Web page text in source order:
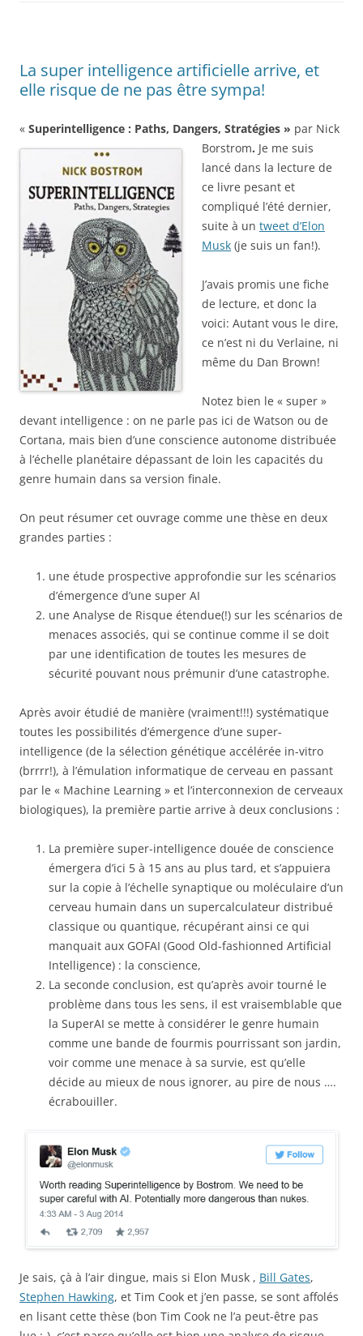
La super intelligence artificielle arrive, et
elle risque de ne pas être sympa!
« Superintelligence : Paths, Dangers, Stratégies » par Nick
Borstrom. Je me suis
lancé dans la lecture de
ce livre pesant et
compliqué l’été dernier,
suite à un tweet d’Elon
Musk (je suis un fan!).
J’avais promis une fiche
de lecture, et donc la
voici: Autant vous le dire,
ce n’est ni du Verlaine, ni
même du Dan Brown!
Notez bien le « super »
devant intelligence : on ne parle pas ici de Watson ou de
Cortana, mais bien d’une conscience autonome distribuée
à l’échelle planétaire dépassant de loin les capacités du
genre humain dans sa version finale.
On peut résumer cet ouvrage comme une thèse en deux
grandes parties :
une étude prospective approfondie sur les scénarios
d’émergence d’une super AI
une Analyse de Risque étendue(!) sur les scénarios de
menaces associés, qui se continue comme il se doit
par une identification de toutes les mesures de
sécurité pouvant nous prémunir d’une catastrophe.
Après avoir étudié de manière (vraiment!!!) systématique
toutes les possibilités d’émergence d’une super-
intelligence (de la sélection génétique accélérée in-vitro
(brrrr!), à l’émulation informatique de cerveau en passant
par le « Machine Learning » et l’interconnexion de cerveaux
biologiques), la première partie arrive à deux conclusions :
La première super-intelligence douée de conscience
émergera d’ici 5 à 15 ans au plus tard, et s’appuiera
sur la copie à l’échelle synaptique ou moléculaire d’un
cerveau humain dans un supercalculateur distribué
classique ou quantique, récupérant ainsi ce qui
manquait aux GOFAI (Good Old-fashionned Artificial
Intelligence) : la conscience,
La seconde conclusion, est qu’après avoir tourné le
problème dans tous les sens, il est vraisemblable que
la SuperAI se mette à considérer le genre humain
comme une bande de fourmis pourrissant son jardin,
voir comme une menace à sa survie, est qu’elle
décide au mieux de nous ignorer, au pire de nous ….
écrabouiller.
Je sais, çà à l’air dingue, mais si Elon Musk , Bill Gates,
Stephen Hawking, et Tim Cook et j’en passe, se sont affolés
en lisant cette thèse (bon Tim Cook ne l’a peut-être pas